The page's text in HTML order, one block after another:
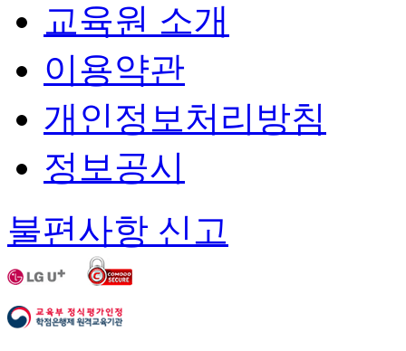
교육원 소개
이용약관
개인정보처리방침
정보공시
불편사항 신고